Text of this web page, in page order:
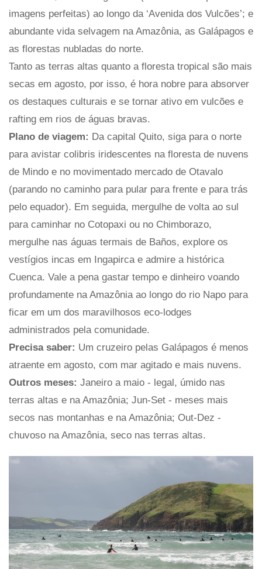
imagens perfeitas) ao longo da ‘Avenida dos Vulcões’; e
abundante vida selvagem na Amazônia, as Galápagos e
as florestas nubladas do norte.
Tanto as terras altas quanto a floresta tropical são mais
secas em agosto, por isso, é hora nobre para absorver
os destaques culturais e se tornar ativo em vulcões e
rafting em rios de águas bravas.
Plano de viagem: Da capital Quito, siga para o norte
para avistar colibris iridescentes na floresta de nuvens
de Mindo e no movimentado mercado de Otavalo
(parando no caminho para pular para frente e para trás
pelo equador). Em seguida, mergulhe de volta ao sul
para caminhar no Cotopaxi ou no Chimborazo,
mergulhe nas águas termais de Baños, explore os
vestígios incas em Ingapirca e admire a histórica
Cuenca. Vale a pena gastar tempo e dinheiro voando
profundamente na Amazônia ao longo do rio Napo para
ficar em um dos maravilhosos eco-lodges
administrados pela comunidade.
Precisa saber: Um cruzeiro pelas Galápagos é menos
atraente em agosto, com mar agitado e mais nuvens.
Outros meses: Janeiro a maio - legal, úmido nas
terras altas e na Amazônia; Jun-Set - meses mais
secos nas montanhas e na Amazônia; Out-Dez -
chuvoso na Amazônia, seco nas terras altas.